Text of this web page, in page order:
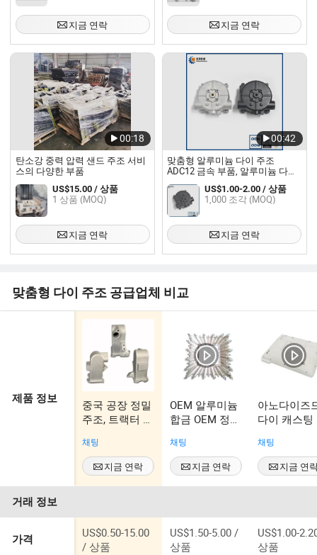
지금 연락 지금 연락
00:18
탄소강 중력 압력 샌드 주조 서비
스의 다양한 부품
US$15.00 / 상품
1 상품 (MOQ)
지금 연락
00:42
맞춤형 알루미늄 다이 주조
ADC12 금속 부품, 알루미늄 다이
주조 부품, 주조 및 CNC 가공 서비
스
US$1.00-2.00 / 상품
1,000 조각 (MOQ)
지금 연락
맞춤형 다이 주조 공급업체 비교
제품 정보
중국 공장 정밀
주조, 트랙터 부
미늄 다이 주조,
맞춤형 서비스
가 포함된 다이
주조 금속 주
부품
채팅
지금 연락
OEM 알루미늄
합금 OEM 정밀
터 외함용
채팅
지금 연락
아노다이즈
다이 캐스팅
채팅
지금 연
거래 정보
가격
US$0.50-15.00
/ 상품
US$1.50-5.00 /
상품
US$1.00-
상품